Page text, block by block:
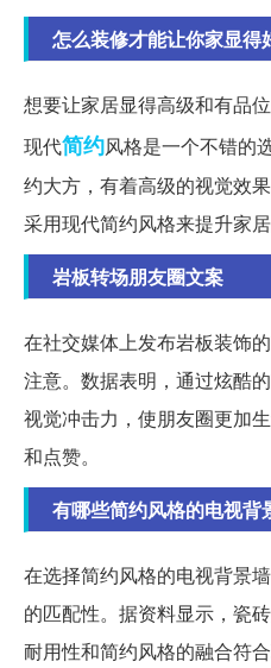
怎么装修才能让你家显得
想要让家居显得高级和有品
现代简约风格是一个不错的
约大方，有着高级的视觉效
采用现代简约风格来提升家居
岩板转场朋友圈文案
在社交媒体上发布岩板装饰
注意。数据表明，通过炫酷
视觉冲击力，使朋友圈更加
和点赞。
有哪些简约风格的电视背
在选择简约风格的电视背景
的匹配性。据资料显示，瓷
耐用性和简约风格的融合符